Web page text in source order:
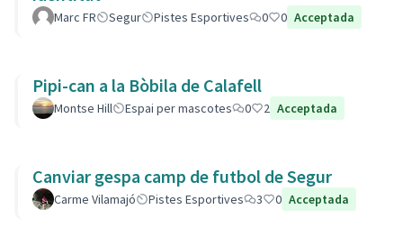
Marc FR Segur Pistes Esportives 0 0 Acceptada
Pipi-can a la Bòbila de Calafell
Montse Hill Espai per mascotes 0 2 Acceptada
Canviar gespa camp de futbol de Segur
Carme Vilamajó Pistes Esportives 3 0 Acceptada